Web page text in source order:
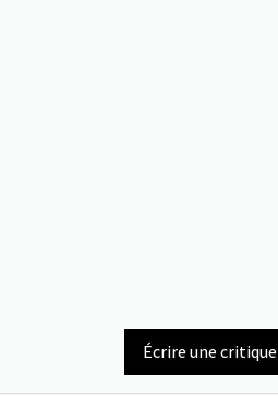
Écrire une critique